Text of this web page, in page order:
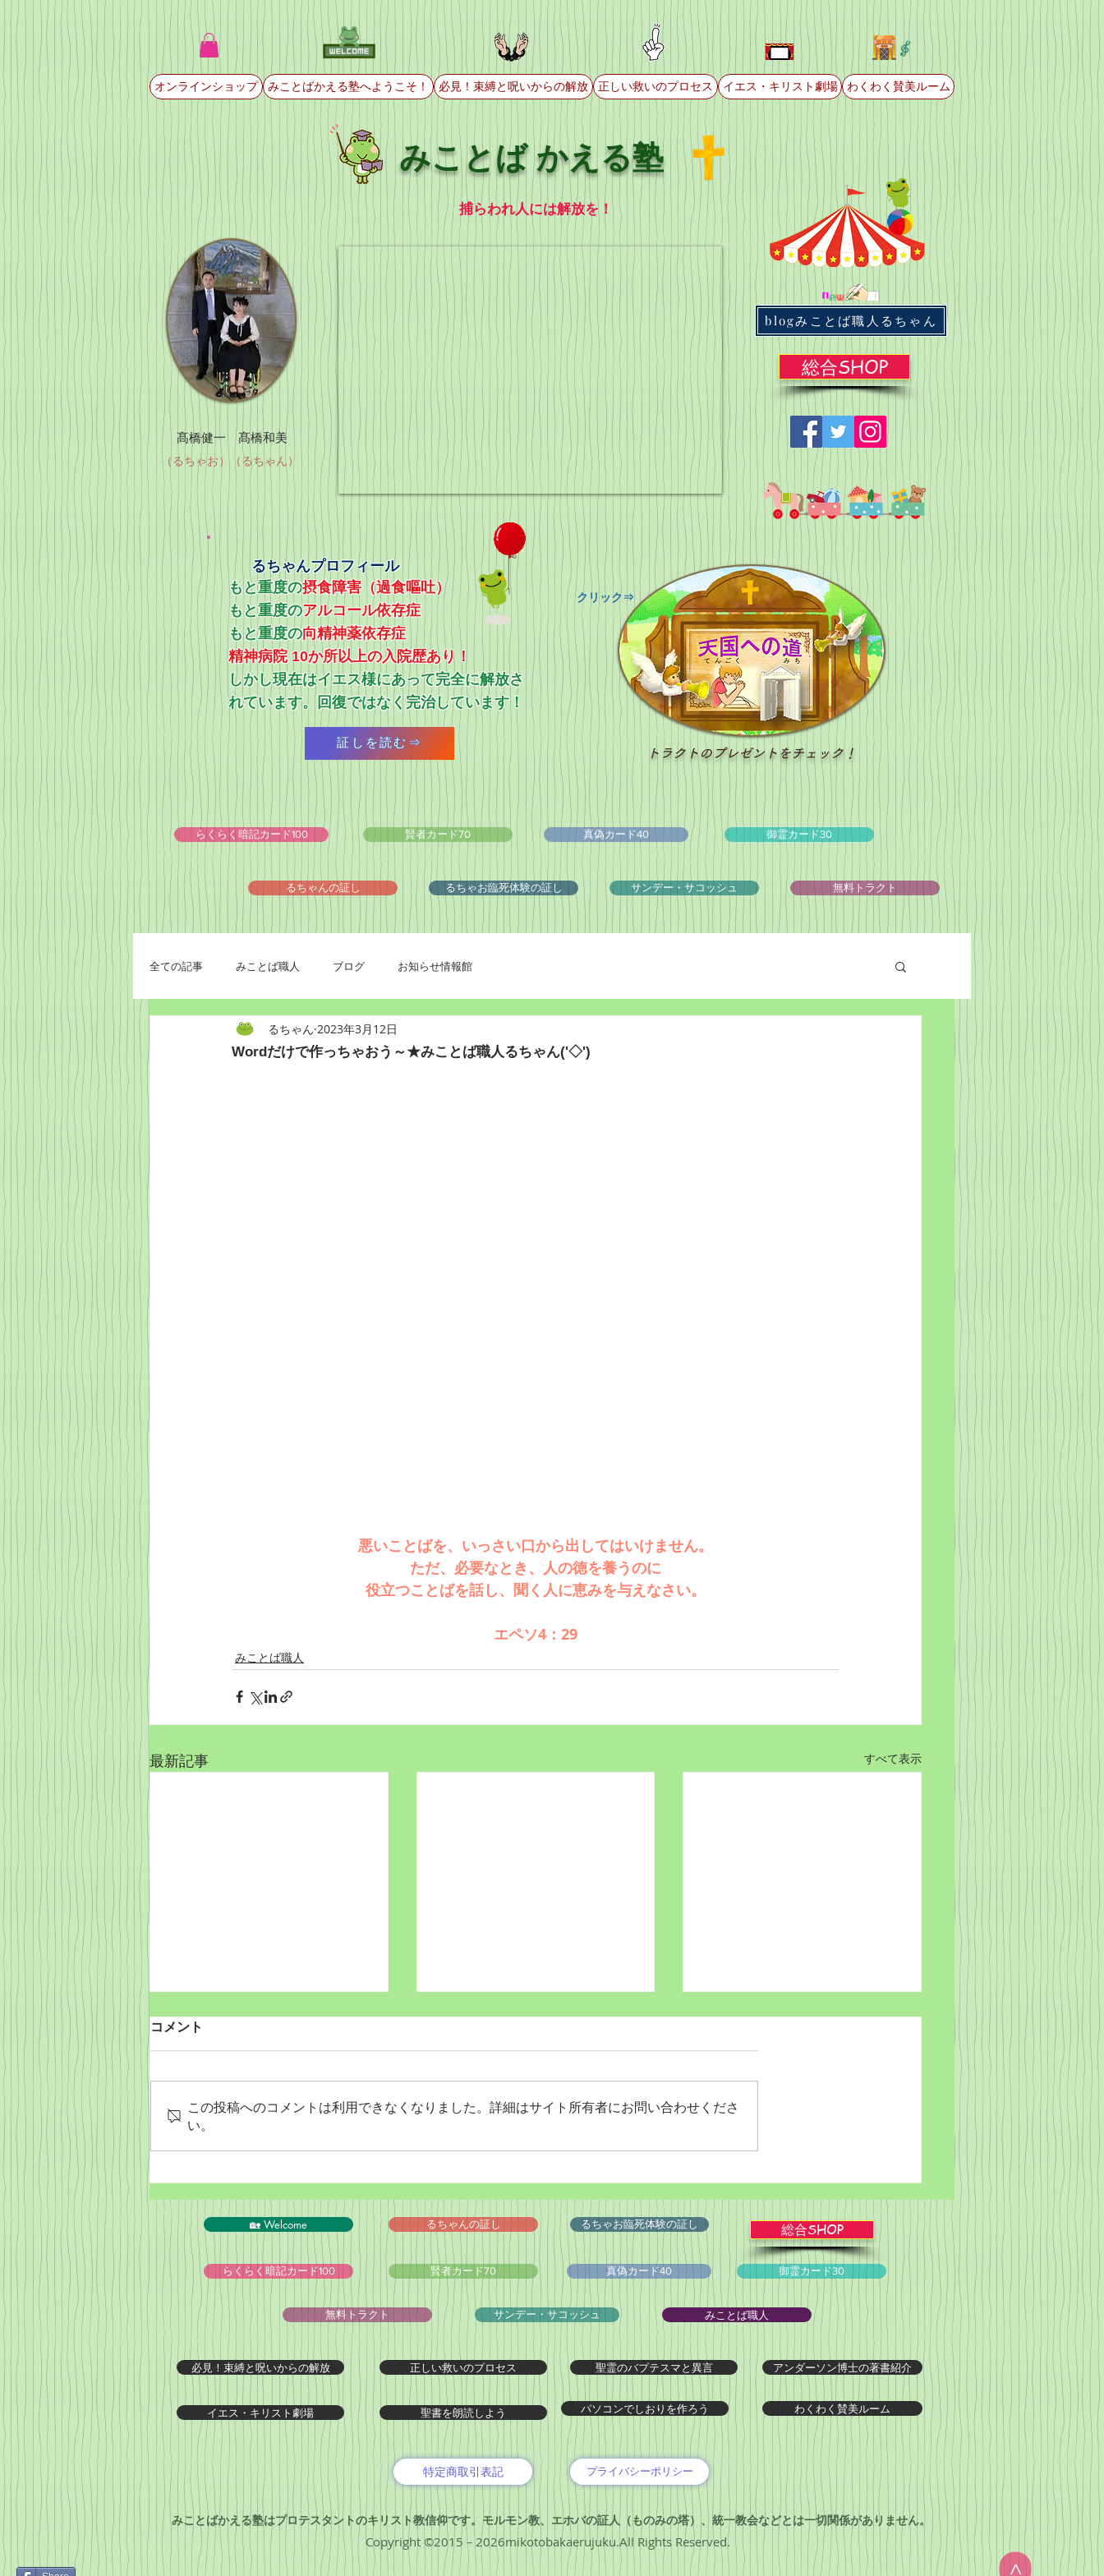
オンラインショップ みことばかえる塾へようこそ！ 必見！束縛と呪いからの解放 正しい救いのプロセス イエス・キリスト劇場 わくわく賛美ルーム
髙橋健一 髙橋和美
（るちゃお）（るちゃん）
みことば かえる塾
捕らわれ人には解放を！
blogみことば職人るちゃん
総合SHOP
るちゃんプロフィール
もと重度の摂食障害（過食嘔吐）
もと重度のアルコール依存症
​もと重度の向精神薬依存症
精神病院 10か所以上の入院歴あり！
​しかし現在はイエス様にあって完全に解放さ
れています。回復ではなく完治しています！
証しを読む⇒
​クリック⇒
トラクトのプレゼントをチェック！
らくらく暗記カード100 賢者カード70 真偽カード40 御霊カード30
るちゃんの証し るちゃお臨死体験の証し サンデー・サコッシュ 無料トラクト
全ての記事 みことば職人 ブログ お知らせ情報館
Wordだけで作っちゃおう～★みことば職人るちゃん('◇')ゞ
るちゃん 2023年3月12日
悪いことばを、いっさい口から出してはいけません。
ただ、必要なとき、人の徳を養うのに
役立つことばを話し、聞く人に恵みを与えなさい。
エペソ4：29
みことば職人
最新記事 すべて表示
Wordだけで作っちゃおう～
Wordだけで作っちゃおう～
Wordだけで作っちゃおう～
コメント
この投稿へのコメントは利用できなくなりました。詳細はサイト所有者にお問い合わせくださ
い。
>
🏡 Welcome るちゃんの証し るちゃお臨死体験の証し 総合SHOP
らくらく暗記カード100 賢者カード70 真偽カード40 御霊カード30
無料トラクト サンデー・サコッシュ みことば職人
必見！束縛と呪いからの解放
イエス・キリスト劇場
正しい救いのプロセス 聖霊のバプテスマと異言
聖書を朗読しよう パソコンでしおりを作ろう
アンダーソン博士の著書紹介
わくわく賛美ルーム
特定商取引表記 プライバシーポリシー
みことばかえる塾はプロテスタントのキリスト教信仰です。モルモン教、エホバの証人（ものみの塔）、統一教会などとは一切関係がありません。
Copyright ©2015－2026mikotobakaerujuku.All Rights Reserved.